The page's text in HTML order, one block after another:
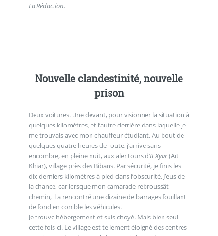
La Rédaction.
Nouvelle clandestinité, nouvelle
prison
Deux voitures. Une devant, pour visionner la situation à
quelques kilomètres, et l’autre derrière dans laquelle je
me trouvais avec mon chauffeur étudiant. Au bout de
quelques quatre heures de route, j’arrive sans
encombre, en pleine nuit, aux alentours d’It Xyar(Aït
Khiar), village près des Bibans. Par sécurité, je finis les
dix derniers kilomètres à pied dans l’obscurité. J’eus de
la chance, car lorsque mon camarade rebroussât
chemin, il a rencontré une dizaine de barrages fouillant
de fond en comble les véhicules.
Je trouve hébergement et suis choyé. Mais bien seul
cette fois-ci. Le village est tellement éloigné des centres